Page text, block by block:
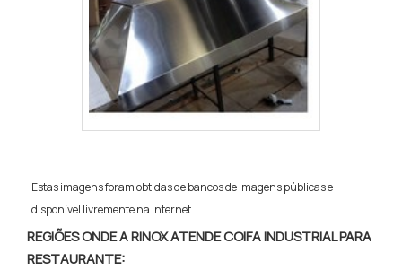
Estas imagens foram obtidas de bancos de imagens públicas e
disponível livremente na internet
REGIÕES ONDE A RINOX ATENDE COIFA INDUSTRIAL PARA
RESTAURANTE: